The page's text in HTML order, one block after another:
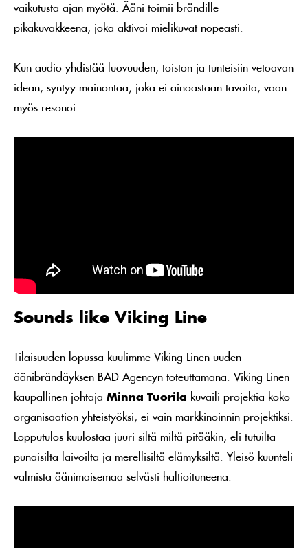
vaikutusta ajan myötä. Ääni toimii brändille
pikakuvakkeena, joka aktivoi mielikuvat nopeasti.
Kun audio yhdistää luovuuden, toiston ja tunteisiin vetoavan
idean, syntyy mainontaa, joka ei ainoastaan tavoita, vaan
myös resonoi.
Sounds like Viking Line
Tilaisuuden lopussa kuulimme Viking Linen uuden
äänibrändäyksen BAD Agencyn toteuttamana. Viking Linen
kaupallinen johtaja Minna Tuorila kuvaili projektia koko
organisaation yhteistyöksi, ei vain markkinoinnin projektiksi.
Lopputulos kuulostaa juuri siltä miltä pitääkin, eli tutuilta
punaisilta laivoilta ja merellisiltä elämyksiltä. Yleisö kuunteli
valmista äänimaisemaa selvästi haltioituneena.